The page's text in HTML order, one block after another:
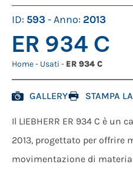
ID: 593- Anno: 2013
ER 934 C
Home- Usati - ER 934 C
GALLERY STAMPA
Il LIEBHERR ER 934 C è un
2013, progettato per offrire
movimentazione di